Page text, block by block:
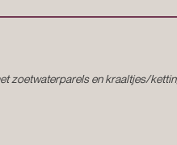
zoetwaterparels en kraaltjes/